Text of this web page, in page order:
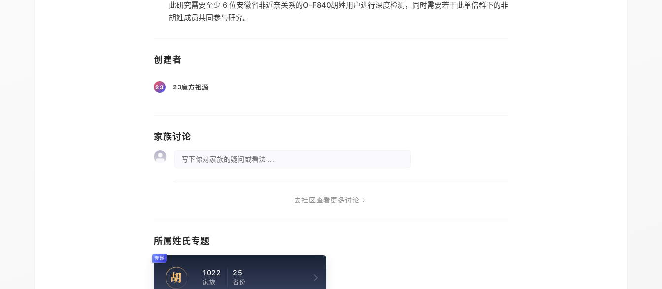
此研究需要至少 6 位安徽省非近亲关系的O-F840胡姓用户进行深度检测，同时需要若干此单倍群下的非
胡姓成员共同参与研究。
创建者
23 23魔方祖源
家族讨论
写下你对家族的疑问或看法 ...
去社区查看更多讨论
所属姓氏专题
胡 1022
家族
25
省份
专题